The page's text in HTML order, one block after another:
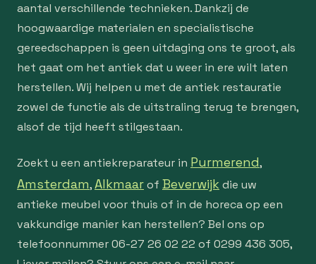
aantal verschillende technieken. Dankzij de
hoogwaardige materialen en specialistische
gereedschappen is geen uitdaging ons te groot, als
het gaat om het antiek dat u weer in ere wilt laten
herstellen. Wij helpen u met de antiek restauratie
zowel de functie als de uitstraling terug te brengen,
alsof de tijd heeft stilgestaan.
Zoekt u een antiekreparateur in Purmerend,
Amsterdam,Alkmaarof Beverwijk die uw
antieke meubel voor thuis of in de horeca op een
vakkundige manier kan herstellen? Bel ons op
telefoonnummer 06-27 26 02 22 of 0299 436 305,